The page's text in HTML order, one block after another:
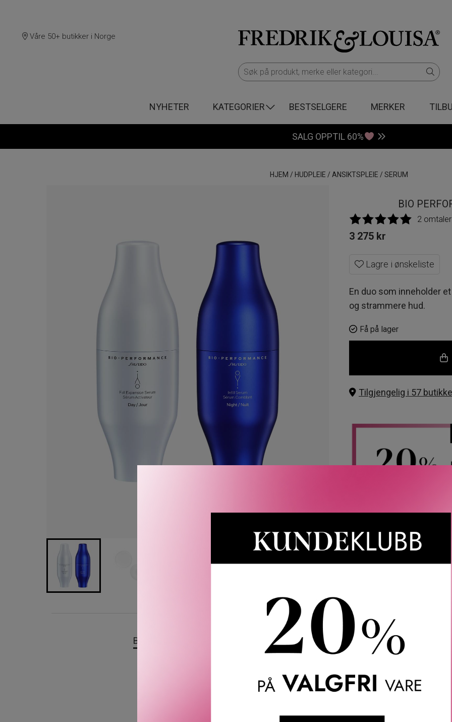
Våre 50+ butikker i Norge
NYHETER KATEGORIER BESTSELGERE MERKER
SALG OPPTIL 60%
HJEM / HUDPLEIE / ANSIKTSPLEIE / SERUM
BIO
2 omtaler
3 275 kr
Lagre i ønskeliste
En duo som inneholder
og strammere hud.
Få på lager
Tilgjengelig i 57
Rabatten aktiveres i
CAIA, Le Labo, LOEWE, Best
Gratis frakt Rask
BESKRIVELSE SPØRSMÅL & SVAR SLIK GJØR DU
hyaluronsyre for en plumpende og glattende effekt på huden. I tillegg har duoen en
«Molecushift Technology», som endrer formen av HA (hyaluronsyre) når den penetrerer